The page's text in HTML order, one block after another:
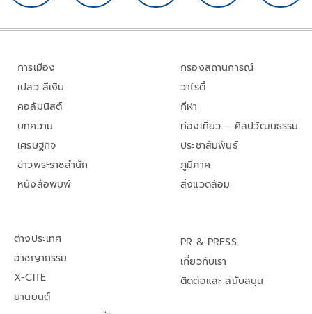
การเมือง
เปลว สีเงิน
คอลัมนิสต์
บทความ
เศรษฐกิจ
ข่าวพระราชสำนัก
หนังสือพิมพ์
กรองสถานการณ์
วาไรตี้
กีฬา
ท่องเที่ยว – ศิลปวัฒนธรรม
ประชาสัมพันธ์
ภูมิภาค
สิ่งแวดล้อม
ต่างประเทศ
อาชญากรรม
X-CITE
ยานยนต์
PR & PRESS
เกี่ยวกับเรา
ติดต่อและ สนับสนุน